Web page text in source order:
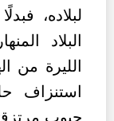
لبلاده،
البلاد
الليرة من
استنزاف
جيوب